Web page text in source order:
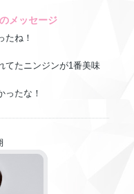
メッセージ
たね！
てたニンジンが1番美味
ったな！